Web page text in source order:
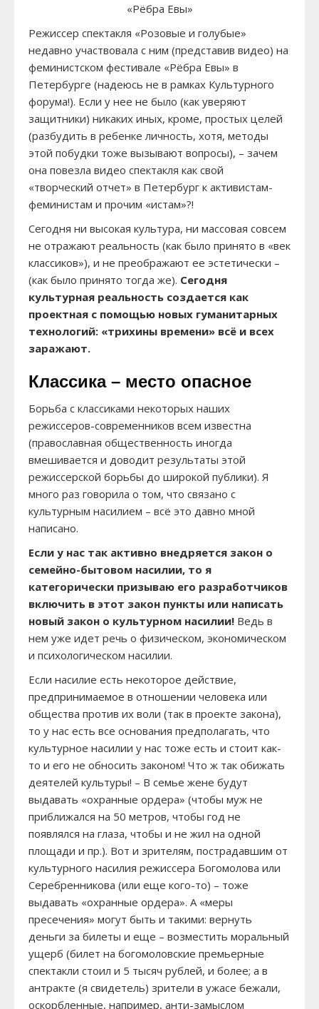
«Рёбра Евы»
Режиссер спектакля «Розовые и голубые»
недавно участвовала с ним (представив видео) на
феминистском фестивале «Рёбра Евы» в
Петербурге (надеюсь не в рамках Культурного
форума!). Если у нее не было (как уверяют
защитники) никаких иных, кроме, простых целей
(разбудить в ребенке личность, хотя, методы
этой побудки тоже вызывают вопросы), – зачем
она повезла видео спектакля как свой
«творческий отчет» в Петербург к активистам-
феминистам и прочим «истам»?!
Сегодня ни высокая культура, ни массовая совсем
не отражают реальность (как было принято в «век
классиков»), и не преображают ее эстетически –
(как было принято тогда же). Сегодня
культурная реальность создается как
проектная с помощью новых гуманитарных
технологий: «трихины времени» всё и всех
заражают.
Классика – место опасное
Борьба с классиками некоторых наших
режиссеров-современников всем известна
(православная общественность иногда
вмешивается и доводит результаты этой
режиссерской борьбы до широкой публики). Я
много раз говорила о том, что связано с
культурным насилием – всё это давно мной
написано.
Если у нас так активно внедряется закон о
семейно-бытовом насилии, то я
категорически призываю его разработчиков
включить в этот закон пункты или написать
новый закон о культурном насилии! Ведь в
нем уже идет речь о физическом, экономическом
и психологическом насилии.
Если насилие есть некоторое действие,
предпринимаемое в отношении человека или
общества против их воли (так в проекте закона),
то у нас есть все основания предполагать, что
культурное насилии у нас тоже есть и стоит как-
то и его не обносить законом! Что ж так обижать
деятелей культуры! – В семье жене будут
выдавать «охранные ордера» (чтобы муж не
приближался на 50 метров, чтобы год не
появлялся на глаза, чтобы и не жил на одной
площади и пр.). Вот и зрителям, пострадавшим от
культурного насилия режиссера Богомолова или
Серебренникова (или еще кого-то) – тоже
выдавать «охранные ордера». А «меры
пресечения» могут быть и такими: вернуть
деньги за билеты и еще – возместить моральный
ущерб (билет на богомоловские премьерные
спектакли стоил и 5 тысяч рублей, и более; а в
антракте (я свидетель) зрители в ужасе бежали,
оскорбленные, например, анти-замыслом